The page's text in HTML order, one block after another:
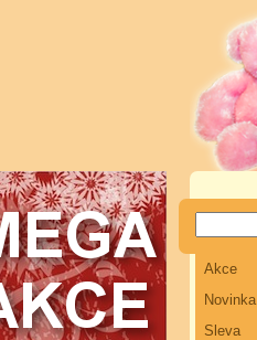
Akce
Novinka
Sleva